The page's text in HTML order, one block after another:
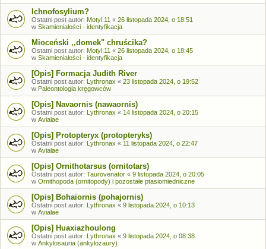
Ichnofosylium?
Ostatni post autor: Motyl.11 « 26 listopada 2024, o 18:51
w Skamieniałości - identyfikacja
Mioceński ,,domek" chruścika?
Ostatni post autor: Motyl.11 « 26 listopada 2024, o 18:45
w Skamieniałości - identyfikacja
[Opis] Formacja Judith River
Ostatni post autor: Lythronax « 23 listopada 2024, o 19:52
w Paleontologia kręgowców
[Opis] Navaornis (nawaornis)
Ostatni post autor: Lythronax « 14 listopada 2024, o 20:15
w Avialae
[Opis] Protopteryx (protopteryks)
Ostatni post autor: Lythronax « 11 listopada 2024, o 22:47
w Avialae
[Opis] Ornithotarsus (ornitotars)
Ostatni post autor: Taurovenator « 9 listopada 2024, o 20:05
w Ornithopoda (ornitopody) i pozostałe ptasiomiedniczne
[Opis] Bohaiornis (pohajornis)
Ostatni post autor: Lythronax « 9 listopada 2024, o 10:13
w Avialae
[Opis] Huaxiazhoulong
Ostatni post autor: Lythronax « 9 listopada 2024, o 08:38
w Ankylosauria (ankylozaury)